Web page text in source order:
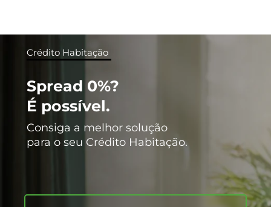
Crédito Habitação
Spread 0%?
É possível.
Consiga a melhor solução
para o seu Crédito Habitação.